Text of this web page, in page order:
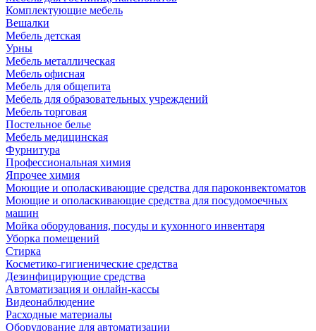
Комплектующие мебель
Вешалки
Мебель детская
Урны
Мебель металлическая
Мебель офисная
Мебель для общепита
Мебель для образовательных учреждений
Мебель торговая
Постельное белье
Мебель медицинская
Фурнитура
Профессиональная химия
Япрочее химия
Моющие и ополаскивающие средства для пароконвектоматов
Моющие и ополаскивающие средства для посудомоечных
машин
Мойка оборудования, посуды и кухонного инвентаря
Уборка помещений
Стирка
Косметико-гигиенические средства
Дезинфицирующие средства
Автоматизация и онлайн-кассы
Видеонаблюдение
Расходные материалы
Оборудование для автоматизации